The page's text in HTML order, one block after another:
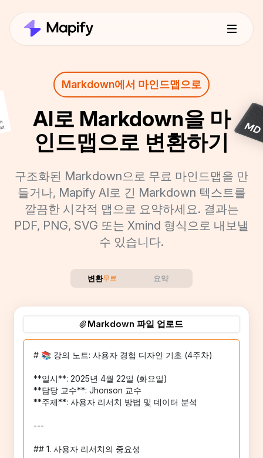
Markdown에서 마인드맵으로
AI로 Markdown을 마
인드맵으로 변환하기
구조화된 Markdown으로 무료 마인드맵을 만
들거나, Mapify AI로 긴 Markdown 텍스트를
깔끔한 시각적 맵으로 요약하세요. 결과는
PDF, PNG, SVG 또는 Xmind 형식으로 내보낼
수 있습니다.
변환무료 요약
Markdown 파일 업로드